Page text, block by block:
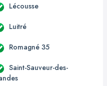
Lécousse
Luitré
Romagné 35
Saint-Sauveur-des-